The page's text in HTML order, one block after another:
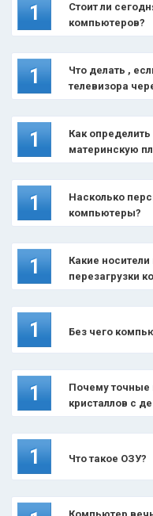
1
Стоит ли
компьютеров?
1
Что делать ,
телевизора
1
Как
материнскую
1
Насколько
компьютеры?
1
Какие
перезагрузки
1 Без чего
1
Почему точные
кристаллов с
1 Что такое ОЗУ?